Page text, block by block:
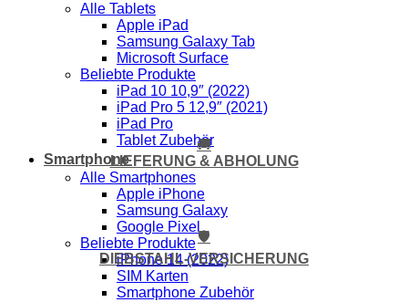
Alle Tablets
Apple iPad
Samsung Galaxy Tab
Microsoft Surface
Beliebte Produkte
iPad 10 10,9″ (2022)
iPad Pro 5 12,9″ (2021)
iPad Pro
Tablet Zubehör
Smartphone
Alle Smartphones
Apple iPhone
Samsung Galaxy
Google Pixel
Beliebte Produkte
iPhone 14 (2022)
SIM Karten
Smartphone Zubehör
🚚
LIEFERUNG & ABHOLUNG
🛡️
DIEBSTAHL-VERSICHERUNG